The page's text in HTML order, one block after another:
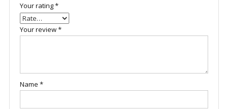
Your rating*
Your review*
Name *